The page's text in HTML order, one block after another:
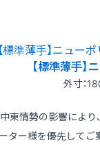
【標準薄手
外寸：
東情勢の影響により
ター様を優先してご